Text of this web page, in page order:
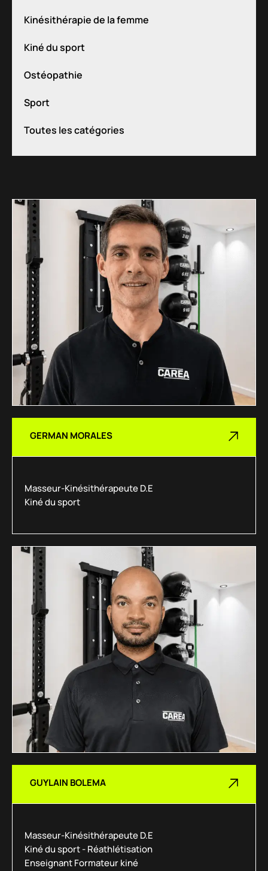
GERMAN MORALES
Masseur-Kinésithérapeute D.E
Kiné du sport
GUYLAIN BOLEMA
Masseur-Kinésithérapeute D.E
Kiné du sport - Réathlétisation
Enseignant Formateur kiné
Kinésithérapie de la femme
Kiné du sport
Ostéopathie
Sport
Toutes les catégories